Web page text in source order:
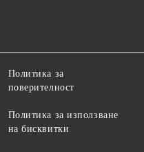
Политика за
поверителност
Политика за използване
на бисквитки